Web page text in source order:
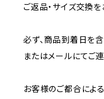
ご返品・サイズ交換を
必ず、商品到着日を
またはメールにてご連
お客様のご都合によ